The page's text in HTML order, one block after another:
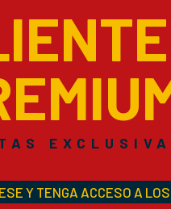
Y TENGA ACCESO A LOS